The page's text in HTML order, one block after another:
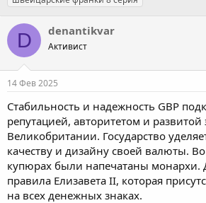
р
е
ы
н
ч
D denantikvar
Активист
14 Фев 2025
Стабильность и надежность GBP
репутацией, авторитетом и
Великобритании. Государство
качеству и дизайну своей валюты.
купюрах были напечатаны монархи.
правила Елизавета II, которая
на всех денежных знаках.